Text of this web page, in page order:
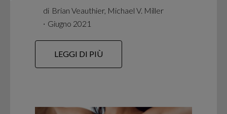
di Brian Veauthier, Michael V. Miller
∙ Giugno 2021
LEGGI DI PIÙ